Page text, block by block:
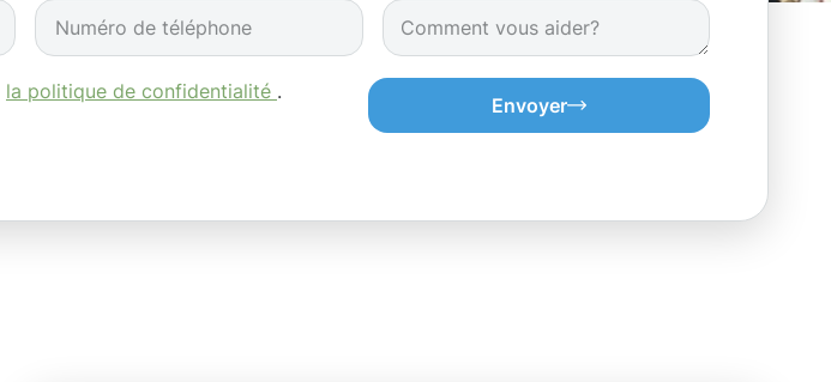
la politique de confidentialité .
Envoyer